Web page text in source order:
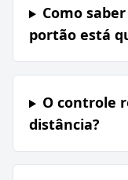
Como
portão está
O controle
distância?